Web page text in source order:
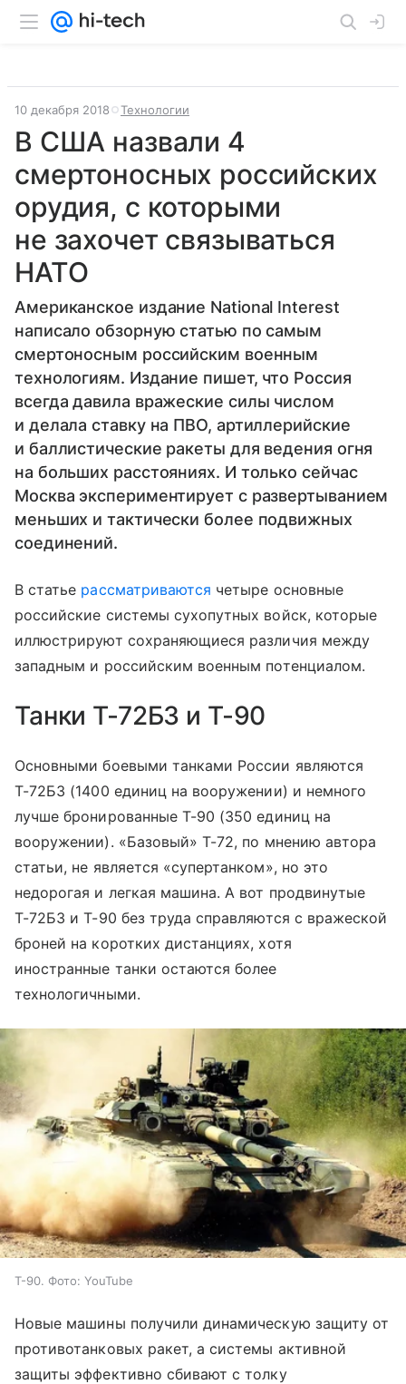
10 декабря 2018 Технологии
В США назвали 4
смертоносных российских
орудия, с которыми
не захочет связываться
НАТО
Американское издание National Interest
написало обзорную статью по самым
смертоносным российским военным
технологиям. Издание пишет, что Россия
всегда давила вражеские силы числом
и делала ставку на ПВО, артиллерийские
и баллистические ракеты для ведения огня
на больших расстояниях. И только сейчас
Москва экспериментирует с развертыванием
меньших и тактически более подвижных
соединений.
В статье рассматриваются четыре основные
российские системы сухопутных войск, которые
иллюстрируют сохраняющиеся различия между
западным и российским военным потенциалом.
Танки Т-72Б3 и Т-90
Основными боевыми танками России являются
Т-72Б3 (1400 единиц на вооружении) и немного
лучше бронированные Т-90 (350 единиц на
вооружении). «Базовый» Т-72, по мнению автора
статьи, не является «супертанком», но это
недорогая и легкая машина. А вот продвинутые
Т-72Б3 и Т-90 без труда справляются с вражеской
броней на коротких дистанциях, хотя
иностранные танки остаются более
технологичными.
Т-90. Фото: YouTube
Новые машины получили динамическую защиту от
противотанковых ракет, а системы активной
защиты эффективно сбивают с толку